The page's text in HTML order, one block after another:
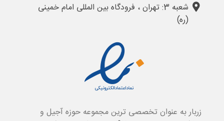
شعبه 3: تهران ، فرودگاه بین المللی امام خمینی
(ره)
زربار به عنوان تخصصی ترین مجموعه حوزه آجیل و